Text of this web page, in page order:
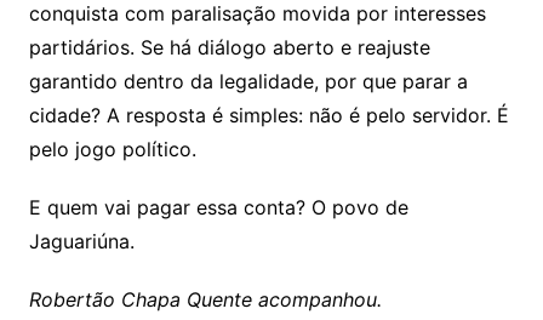
conquista com paralisação movida por interesses
partidários. Se há diálogo aberto e reajuste
garantido dentro da legalidade, por que parar a
cidade? A resposta é simples: não é pelo servidor. É
pelo jogo político.
E quem vai pagar essa conta? O povo de
Jaguariúna.
Robertão Chapa Quente acompanhou.